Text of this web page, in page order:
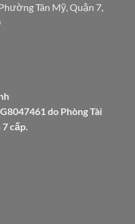
Tân Mỹ, Quận 7,
do Phòng Tài
cấp.